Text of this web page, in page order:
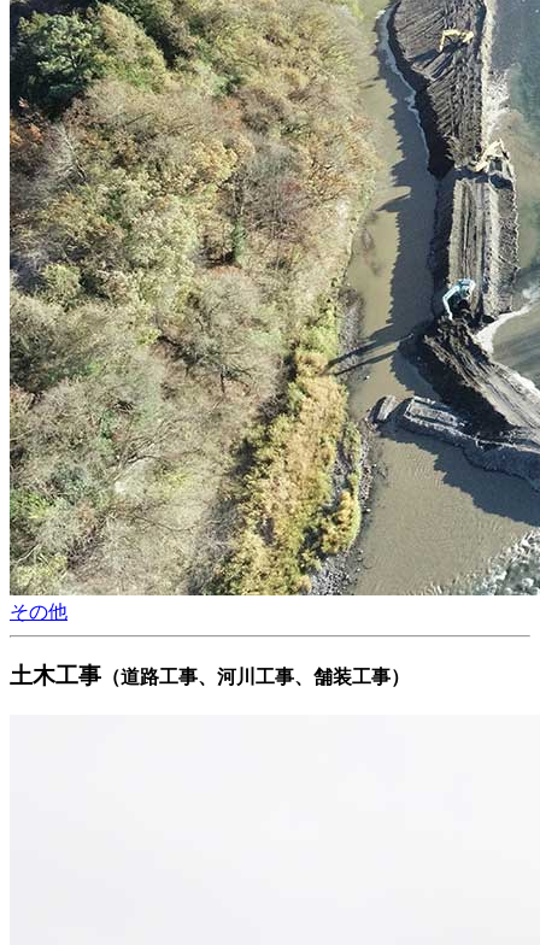
その他
土木工事 （道路工事、河川工事、舗装工事）